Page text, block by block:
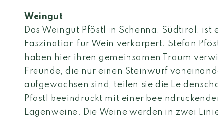
Weingut
Das Weingut Pföstl in Schenna, Südtirol, ist
Faszination für Wein verkörpert. Stefan
haben hier ihren gemeinsamen Traum
Freunde, die nur einen Steinwurf
aufgewachsen sind, teilen sie die
Pföstl beeindruckt mit einer
Lagenweine. Die Weine werden in zwei